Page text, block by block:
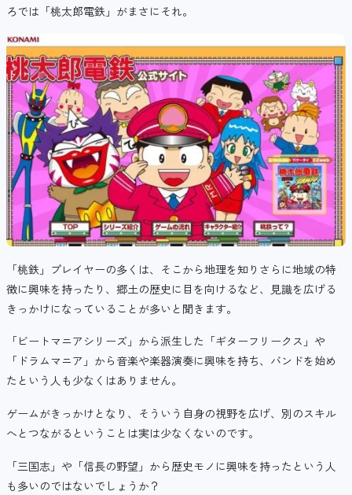
ろでは「桃太郎電鉄」がまさにそれ。
「桃鉄」プレイヤーの多くは、そこから地理を知りさらに地域の特
徴に興味を持ったり、郷土の歴史に目を向けるなど、見識を広げる
きっかけになっていることが多いと聞きます。
「ビートマニアシリーズ」から派生した「ギターフリークス」や
「ドラムマニア」から音楽や楽器演奏に興味を持ち、バンドを始め
たという人も少なくはありません。
ゲームがきっかけとなり、そういう自身の視野を広げ、別のスキル
へとつながるということは実は少なくないのです。
「三国志」や「信長の野望」から歴史モノに興味を持ったという人
も多いのではないでしょうか？